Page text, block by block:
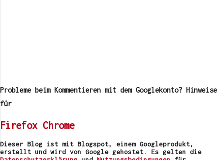
m
m
a
v
e
r
Probleme beim Kommentieren mit dem Googlekonto? Hinweise
für
Firefox Chrome
Dieser Blog ist mit Blogspot, einem Googleprodukt,
erstellt und wird von Google gehostet. Es gelten die